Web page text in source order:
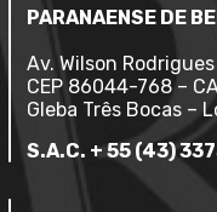
PARANAENSE DE
Av. Wilson
CEP 86044-768 –
Gleba Três Bocas –
S.A.C. + 55 (43)